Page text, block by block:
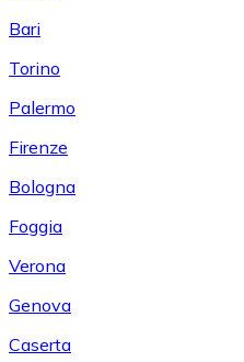
Bari
Torino
Palermo
Firenze
Bologna
Foggia
Verona
Genova
Caserta